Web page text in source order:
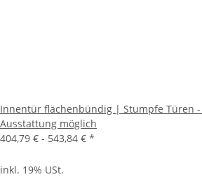
Innentür flächenbündig | Stumpfe Türen
Ausstattung möglich
404,79 € - 543,84 € *
inkl. 19% USt.